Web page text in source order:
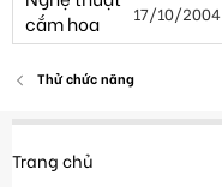
17/10/2004
Thử chức năng
Trang chủ